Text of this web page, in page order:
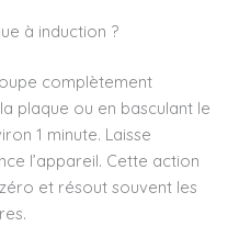
à induction ?
complètement
plaque ou en basculant le
1 minute. Laisse
l’appareil. Cette action
et résout souvent les